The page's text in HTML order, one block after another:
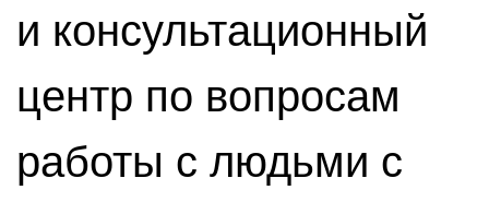
и консультационный
центр по вопросам
работы с людьми с